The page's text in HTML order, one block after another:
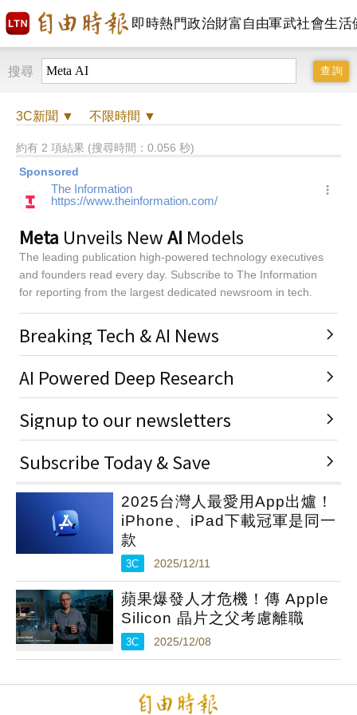
即時熱門政治財富自由軍武社會生活
搜尋
3C新聞 ▼ 不限時間 ▼
約有 2 項結果 (搜尋時間：0.056 秒)
2025台灣人最愛用App出爐！
iPhone、iPad下載冠軍是同一
款
3C 2025/12/11
蘋果爆發人才危機！傳 Apple
Silicon 晶片之父考慮離職
3C 2025/12/08